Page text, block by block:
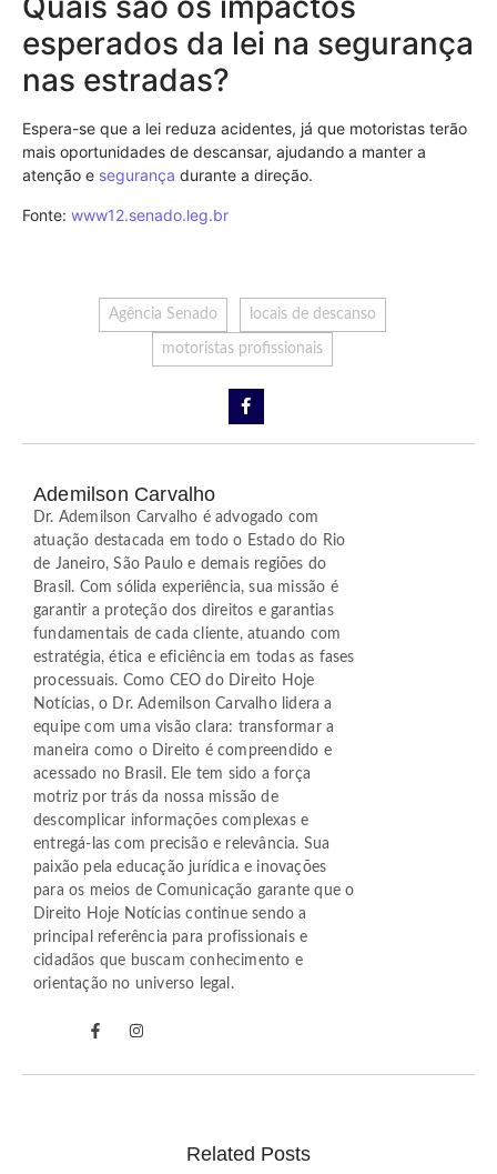
esperados da lei na segurança
nas estradas?
Espera-se que a lei reduza acidentes, já que motoristas terão
mais oportunidades de descansar, ajudando a manter a
atenção e segurança durante a direção.
Fonte: www12.senado.leg.br
Agência Senado locais de descanso
motoristas profissionais
Ademilson Carvalho
Dr. Ademilson Carvalho é advogado com
atuação destacada em todo o Estado do Rio
de Janeiro, São Paulo e demais regiões do
Brasil. Com sólida experiência, sua missão é
garantir a proteção dos direitos e garantias
fundamentais de cada cliente, atuando com
estratégia, ética e eficiência em todas as fases
processuais. Como CEO do Direito Hoje
Notícias, o Dr. Ademilson Carvalho lidera a
equipe com uma visão clara: transformar a
maneira como o Direito é compreendido e
acessado no Brasil. Ele tem sido a força
motriz por trás da nossa missão de
descomplicar informações complexas e
entregá-las com precisão e relevância. Sua
paixão pela educação jurídica e inovações
para os meios de Comunicação garante que o
Direito Hoje Notícias continue sendo a
principal referência para profissionais e
cidadãos que buscam conhecimento e
orientação no universo legal.
Related Posts